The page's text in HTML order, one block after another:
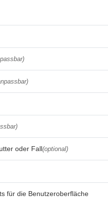
oder Fall(optional)
für die Benutzeroberfläche